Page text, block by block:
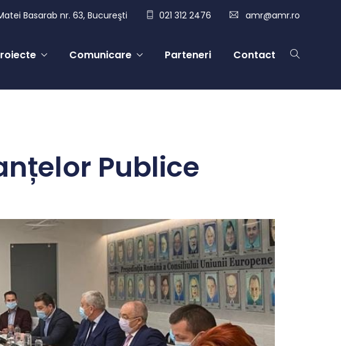
Basarab nr. 63, Bucureşti 021 312 2476 amr@amr.ro
Comunicare Parteneri Contact
Publice